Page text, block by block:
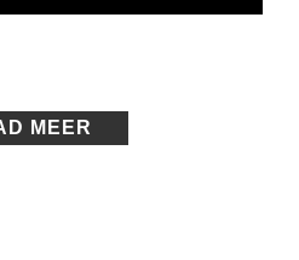
IN
MEER